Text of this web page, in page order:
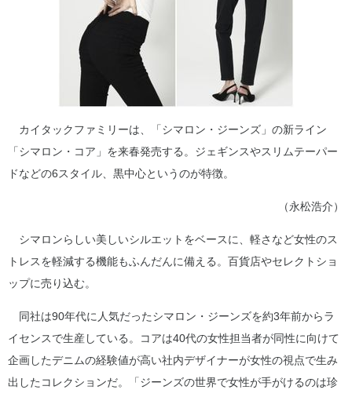
カイタックファミリーは、「シマロン・ジーンズ」の新ライン
「シマロン・コア」を来春発売する。ジェギンスやスリムテーパー
ドなどの6スタイル、黒中心というのが特徴。
（永松浩介）
シマロンらしい美しいシルエットをベースに、軽さなど女性のス
トレスを軽減する機能もふんだんに備える。百貨店やセレクトショ
ップに売り込む。
同社は90年代に人気だったシマロン・ジーンズを約3年前からラ
イセンスで生産している。コアは40代の女性担当者が同性に向けて
企画したデニムの経験値が高い社内デザイナーが女性の視点で生み
出したコレクションだ。「ジーンズの世界で女性が手がけるのは珍